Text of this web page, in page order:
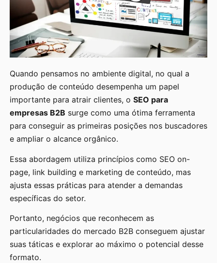
Quando pensamos no ambiente digital, no qual a
produção de conteúdo desempenha um papel
importante para atrair clientes, o SEO para
empresas B2B surge como uma ótima ferramenta
para conseguir as primeiras posições nos buscadores
e ampliar o alcance orgânico.
Essa abordagem utiliza princípios como SEO on-
page, link building e marketing de conteúdo, mas
ajusta essas práticas para atender a demandas
específicas do setor.
Portanto, negócios que reconhecem as
particularidades do mercado B2B conseguem ajustar
suas táticas e explorar ao máximo o potencial desse
formato.